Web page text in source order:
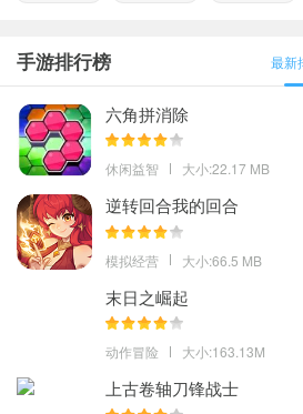
手游排行榜 最新
六角拼消除
休闲益智 大小:22.17 MB
逆转回合我的回合
模拟经营 大小:66.5 MB
末日之崛起
动作冒险 大小:163.13M
上古卷轴刀锋战士